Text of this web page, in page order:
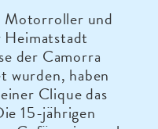
Motorroller und
Heimatstadt
der Camorra
wurden, haben
Clique das
15-jährigen